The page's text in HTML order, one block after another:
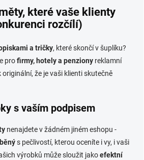
c
í
v
k
y
i
u
k
o
á
n
í
které vaše klienty
rozčílí)
a tričky, které skončí v šuplíku?
profirmy, hotely a penziony reklamní
že je vaši klienti skutečně
s vaším podpisem
nenajdete v žádném jiném eshopu -
s pečlivostí, kterou oceníte i vy, i vaši
výrobků může sloužit jakoefektní